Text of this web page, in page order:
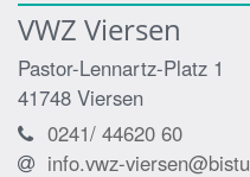
VWZ Viersen
Pastor-Lennartz-Platz 1
41748 Viersen
0241/ 44620 60
info.vwz-